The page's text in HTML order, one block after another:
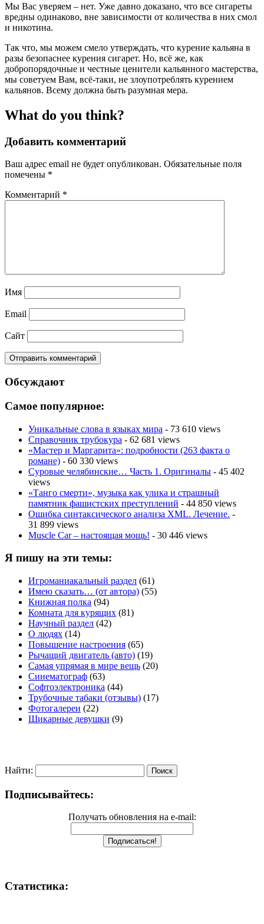
Мы Вас уверяем – нет. Уже давно доказано, что все сигареты
вредны одинаково, вне зависимости от количества в них смол
и никотина.
Так что, мы можем смело утверждать, что курение кальяна в
разы безопаснее курения сигарет. Но, всё же, как
добропорядочные и честные ценители кальянного мастерства,
мы советуем Вам, всё-таки, не злоупотреблять курением
кальянов. Всему должна быть разумная мера.
What do you think?
Добавить комментарий
Ваш адрес email не будет опубликован. Обязательные поля
помечены *
Комментарий *
Имя
Email
Сайт
Обсуждают
Самое популярное:
Уникальные слова в языках мира - 73 610 views
Справочник трубокура - 62 681 views
«Мастер и Маргарита»: подробности (263 факта о
романе) - 60 330 views
Суровые челябинские… Часть 1. Оригиналы - 45 402
views
«Танго смерти», музыка как улика и страшный
памятник фашистских преступлений - 44 850 views
Ошибка синтаксического анализа XML. Лечение. -
31 899 views
Muscle Car – настоящая мощь! - 30 446 views
Я пишу на эти темы:
Игроманиакальный раздел (61)
Имею сказать… (от автора) (55)
Книжная полка (94)
Комната для курящих (81)
Научный раздел (42)
О людях (14)
Повышение настроения (65)
Рычащий двигатель (авто) (19)
Самая упрямая в мире вещь (20)
Синематограф (63)
Софтоэлектроника (44)
Трубочные табаки (отзывы) (17)
Фотогалереи (22)
Шикарные девушки (9)
Найти:
Подписывайтесь:
Получать обновления на e-mail:
Статистика: